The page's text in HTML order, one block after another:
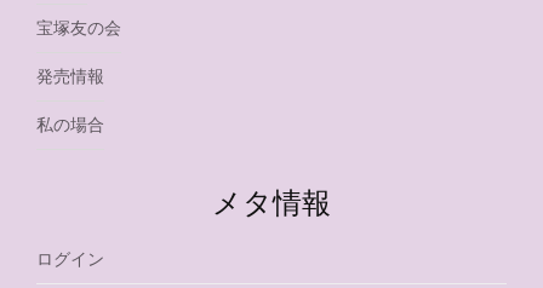
宝塚友の会
発売情報
私の場合
メタ情報
ログイン